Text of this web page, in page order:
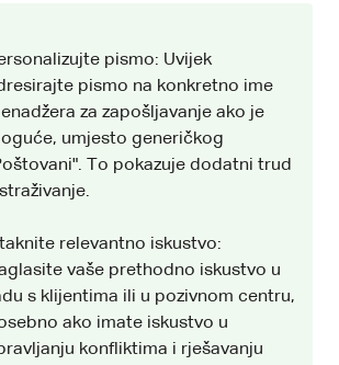
pismo: Uvijek
pismo na konkretno ime
za zapošljavanje ako je
umjesto generičkog
To pokazuje dodatni trud
relevantno iskustvo:
vaše prethodno iskustvo u
s klijentima ili u pozivnom centru,
ako imate iskustvo u
konfliktima i rješavanju